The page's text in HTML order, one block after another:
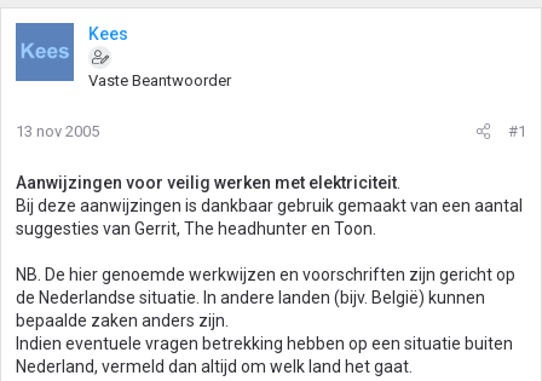
Kees
Vaste Beantwoorder
13 nov 2005 #1
Aanwijzingen voor veilig werken met elektriciteit
Bij deze aanwijzingen is dankbaar gebruik gemaakt van een aantal
suggesties van Gerrit, The headhunter en Toon.
NB. De hier genoemde werkwijzen en voorschriften zijn gericht op
de Nederlandse situatie. In andere landen (bijv. België) kunnen
bepaalde zaken anders zijn.
Indien eventuele vragen betrekking hebben op een situatie buiten
Nederland, vermeld dan altijd om welk land het gaat.